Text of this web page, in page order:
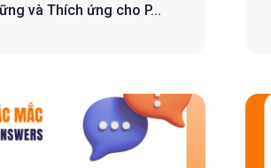
và Thích ứng cho P...